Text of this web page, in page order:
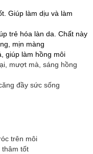
Giúp làm dịu và làm
trẻ hóa làn da. Chất này
mịn màng
giúp làm hồng môi
mượt mà, sáng hồng
đầy sức sống
trên môi
thâm tốt